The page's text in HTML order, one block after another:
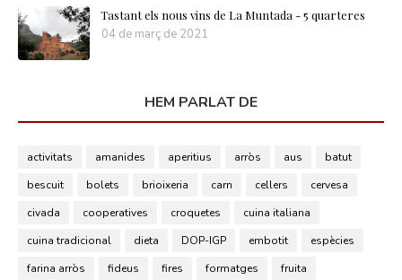
Tastant els nous vins de La Muntada - 5 quarteres
04 de març de 2021
HEM PARLAT DE
activitats amanides aperitius arròs aus
batut
bescuit
bolets brioixeria carn cellers
cervesa
civada
cooperatives croquetes
cuina italiana
cuina tradicional
dieta DOP-IGP embotit
espècies
farina arròs
fideus fires formatges
fruita